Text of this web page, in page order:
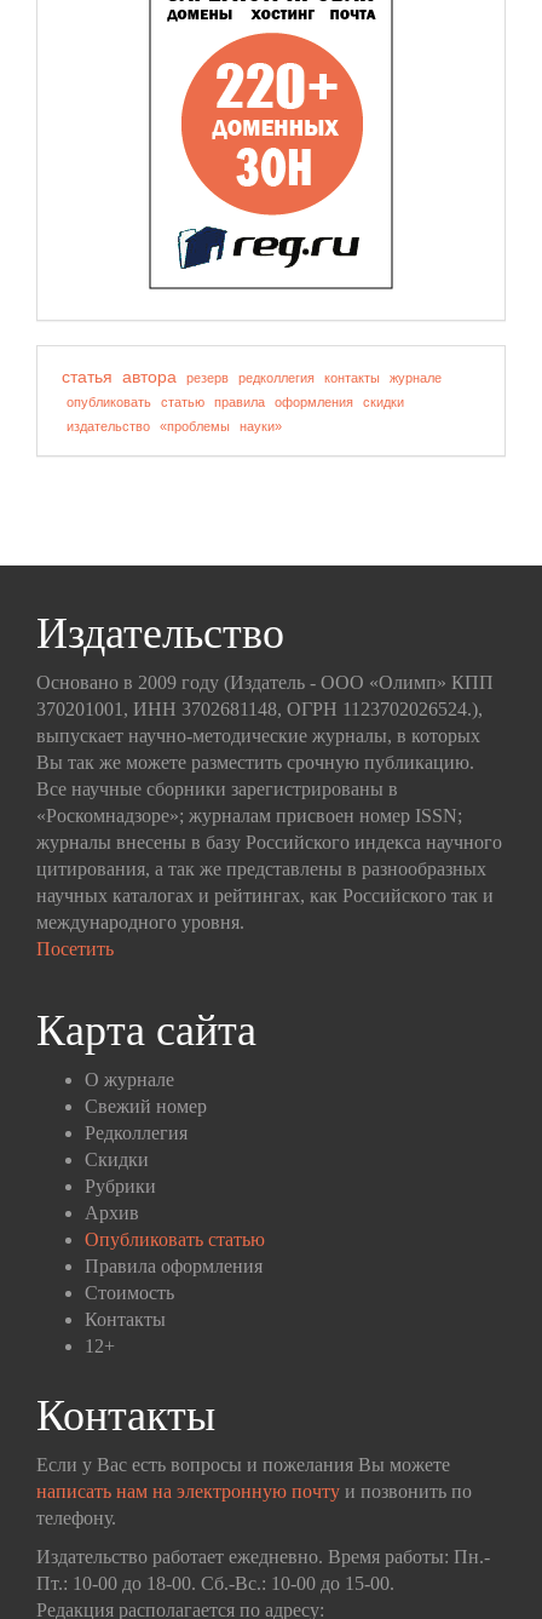
статья автора резерв редколлегия контакты
журнале
опубликовать
статью правила оформления
скидки
издательство
«проблемы науки»
Издательство
Основано в 2009 году (Издатель - ООО «Олимп» КПП
370201001, ИНН 3702681148, ОГРН 1123702026524.),
выпускает научно-методические журналы, в которых
Вы так же можете разместить срочную публикацию.
Все научные сборники зарегистрированы в
«Роскомнадзоре»; журналам присвоен номер ISSN;
журналы внесены в базу Российского индекса научного
цитирования, а так же представлены в разнообразных
научных каталогах и рейтингах, как Российского так и
международного уровня.
Посетить
Карта сайта
О журнале
Свежий номер
Редколлегия
Скидки
Рубрики
Архив
Опубликовать статью
Правила оформления
Стоимость
Контакты
12+
Контакты
Если у Вас есть вопросы и пожелания Вы можете
написать нам на электронную почту и позвонить по
телефону.
Издательство работает ежедневно. Время работы: Пн.-
Пт.: 10-00 до 18-00. Сб.-Вс.: 10-00 до 15-00.
Редакция располагается по адресу: